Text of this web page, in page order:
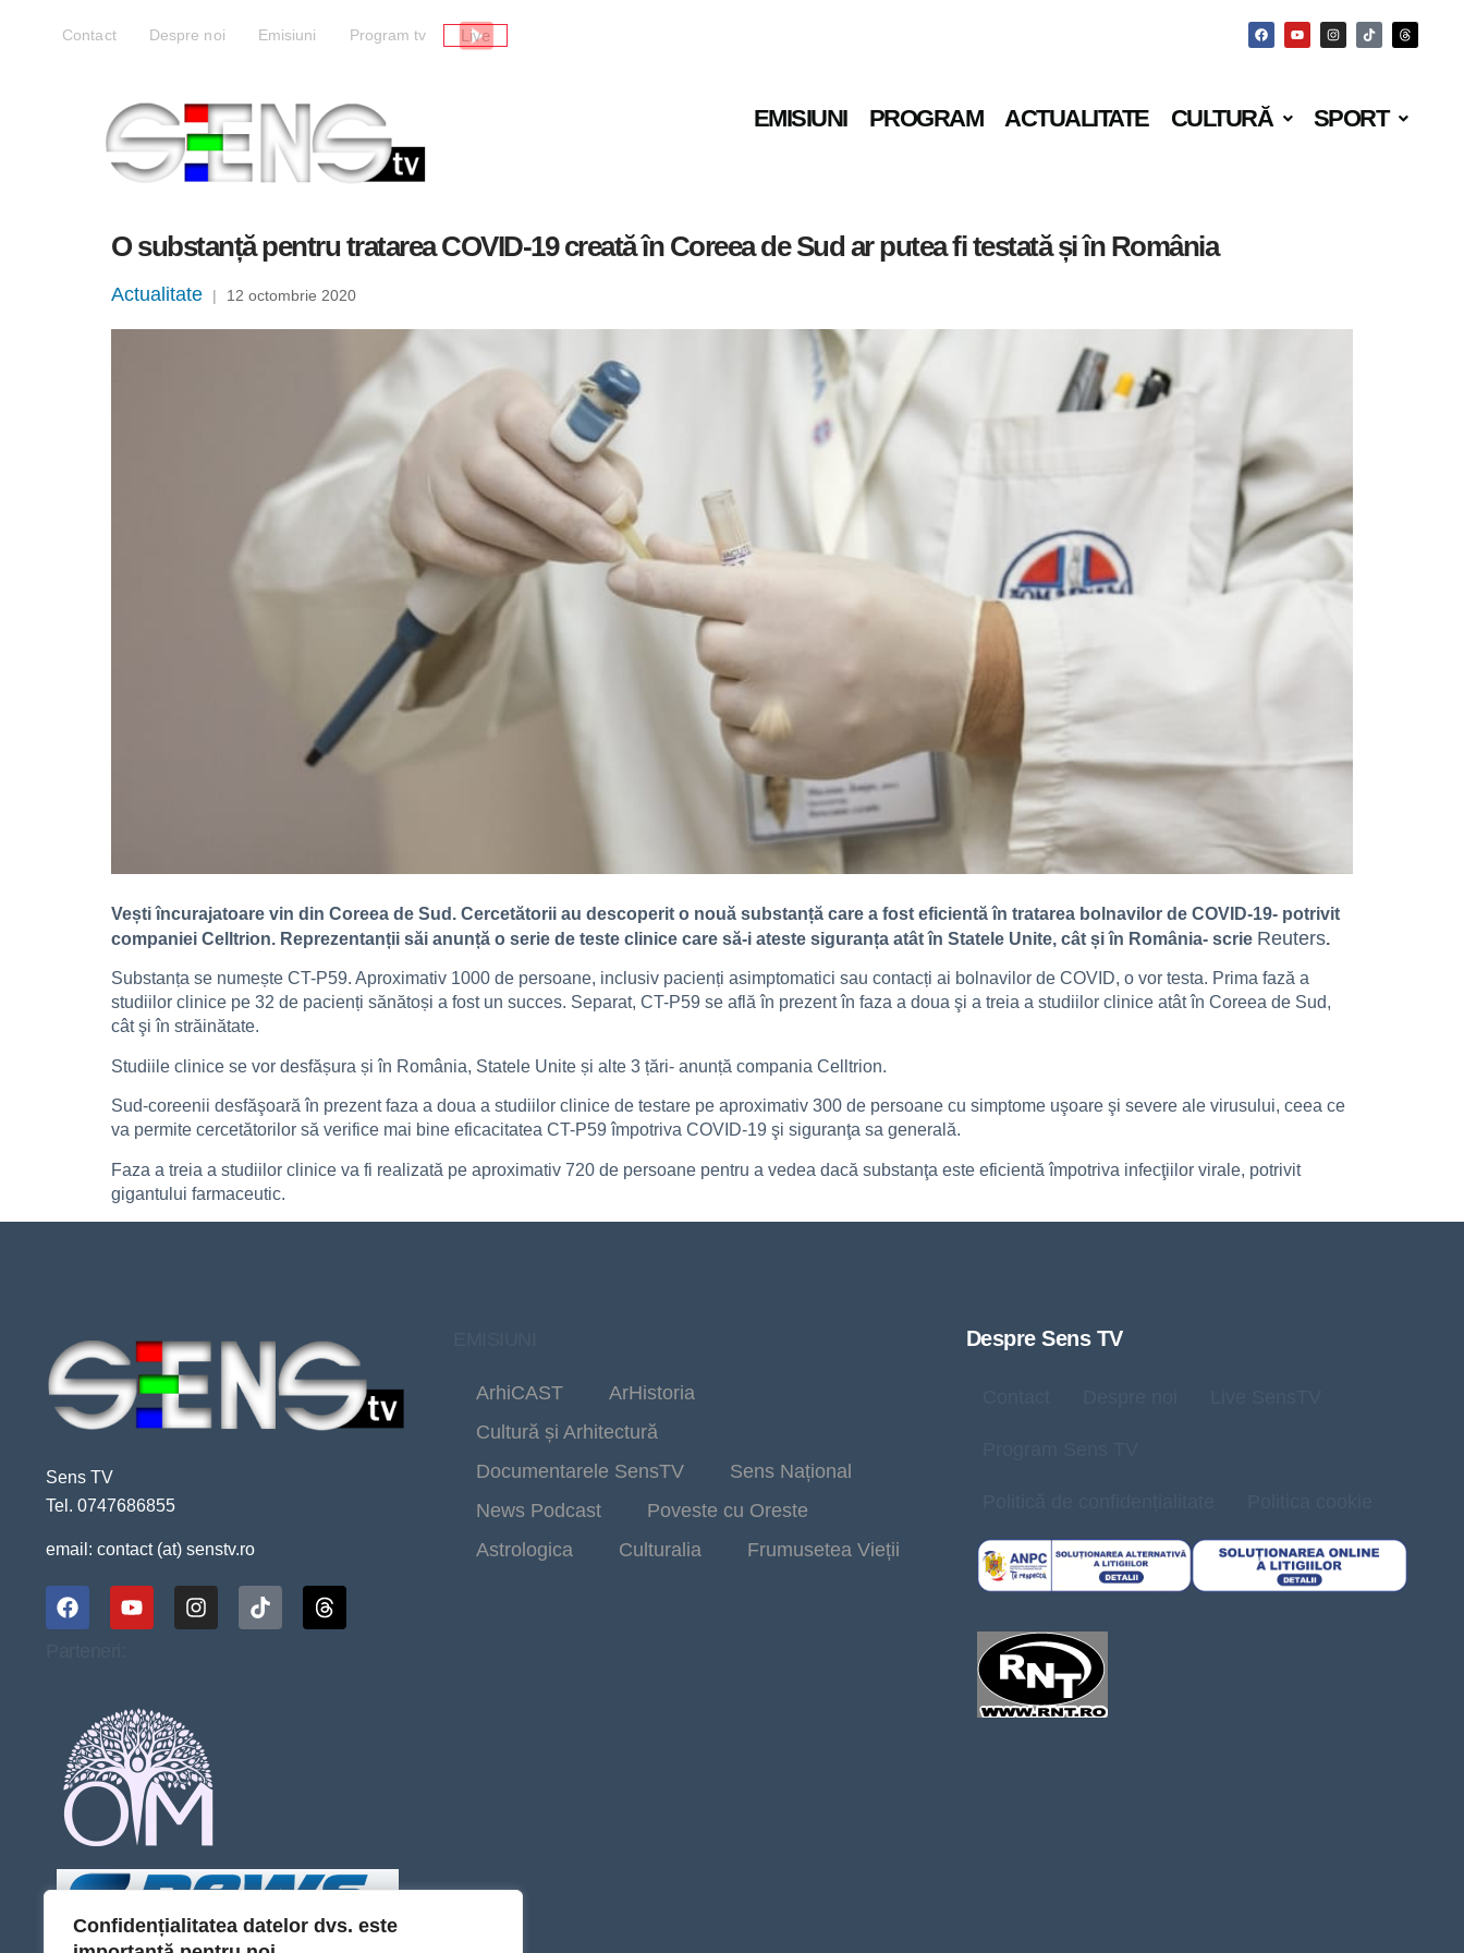
Confidențialitatea datelor dvs. este
Contact Despre noi Emisiuni Program tv Live
EMISIUNI PROGRAM ACTUALITATE CULTURĂ SPORT
O substanță pentru tratarea COVID-19 creată în Coreea de Sud ar putea fi testată și în România
Actualitate | 12 octombrie 2020
Vești încurajatoare vin din Coreea de Sud. Cercetătorii au descoperit o nouă substanță care a fost eficientă în tratarea bolnavilor de COVID-19- potrivit
companiei Celltrion. Reprezentanții săi anunță o serie de teste clinice care să-i ateste siguranța atât în Statele Unite, cât și în România- scrie Reuters.
Substanța se numește CT-P59. Aproximativ 1000 de persoane, inclusiv pacienți asimptomatici sau contacți ai bolnavilor de COVID, o vor testa. Prima fază a
studiilor clinice pe 32 de pacienți sănătoși a fost un succes. Separat, CT-P59 se află în prezent în faza a doua şi a treia a studiilor clinice atât în Coreea de Sud,
cât şi în străinătate.
Studiile clinice se vor desfășura și în România, Statele Unite și alte 3 țări- anunță compania Celltrion.
Sud-coreenii desfăşoară în prezent faza a doua a studiilor clinice de testare pe aproximativ 300 de persoane cu simptome uşoare şi severe ale virusului, ceea ce
va permite cercetătorilor să verifice mai bine eficacitatea CT-P59 împotriva COVID-19 şi siguranţa sa generală.
Faza a treia a studiilor clinice va fi realizată pe aproximativ 720 de persoane pentru a vedea dacă substanţa este eficientă împotriva infecţiilor virale, potrivit
gigantului farmaceutic.
Sens TV
Tel. 0747686855
email: contact (at) senstv.ro
ArhiCAST
ArHistoria
Cultură și Arhitectură
Documentarele SensTV
Sens Național
News Podcast
Poveste cu Oreste
Astrologica
Culturalia Frumusetea Vieții
Despre Sens TV